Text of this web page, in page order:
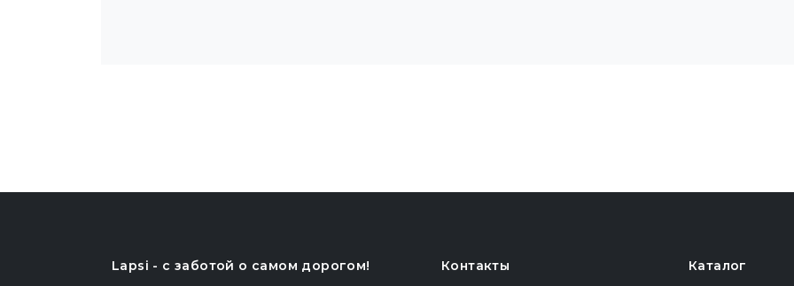
Lapsi - c заботой о самом дорогом! Контакты Каталог